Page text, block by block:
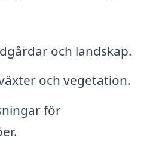
och landskap.
och vegetation.
för